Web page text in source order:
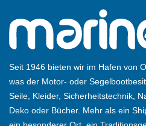
Seit 1946 bieten wir im Hafen von
was der Motor- oder
Seile, Kleider, Sicherheitstechnik,
Deko oder Bücher. Mehr als ein